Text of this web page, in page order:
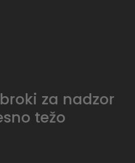
za nadzor
težo